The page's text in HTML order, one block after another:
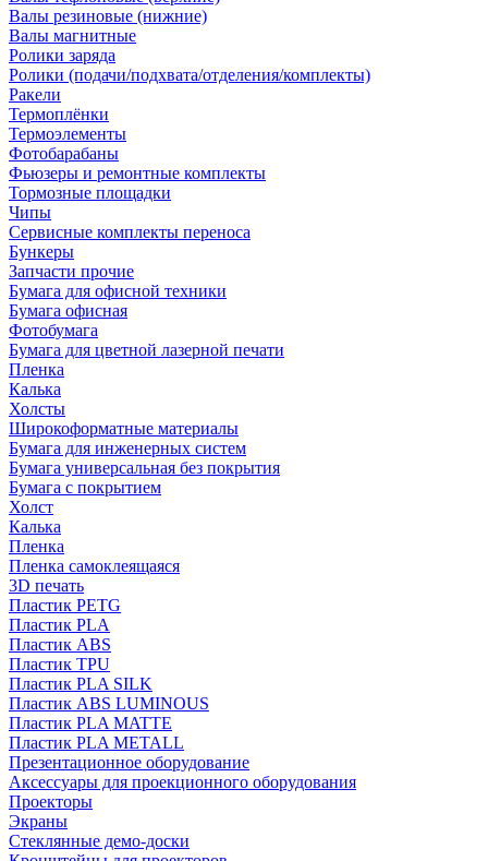
Валы резиновые (нижние)
Валы магнитные
Ролики заряда
Ролики (подачи/подхвата/отделения/комплекты)
Ракели
Термоплёнки
Термоэлементы
Фотобарабаны
Фьюзеры и ремонтные комплекты
Тормозные площадки
Чипы
Сервисные комплекты переноса
Бункеры
Запчасти прочие
Бумага для офисной техники
Бумага офисная
Фотобумага
Бумага для цветной лазерной печати
Пленка
Калька
Холсты
Широкоформатные материалы
Бумага для инженерных систем
Бумага универсальная без покрытия
Бумага с покрытием
Холст
Калька
Пленка
Пленка самоклеящаяся
3D печать
Пластик PETG
Пластик PLA
Пластик ABS
Пластик TPU
Пластик PLA SILK
Пластик ABS LUMINOUS
Пластик PLA MATTE
Пластик PLA METALL
Презентационное оборудование
Аксессуары для проекционного оборудования
Проекторы
Экраны
Стеклянные демо-доски